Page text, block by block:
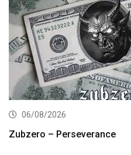
06/08/2026
Zubzero – Perseverance